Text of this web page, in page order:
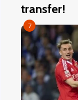
transfer!
7